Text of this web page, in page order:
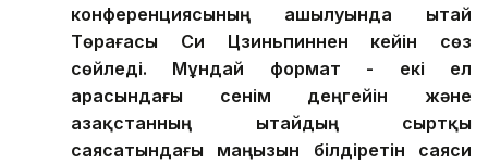
конференциясының ашылуында Қытай
Төрағасы Си Цзиньпиннен кейін сөз
сөйледі. Мұндай формат - екі ел
арасындағы сенім деңгейін және
Қазақстанның Қытайдың сыртқы
саясатындағы маңызын білдіретін саяси